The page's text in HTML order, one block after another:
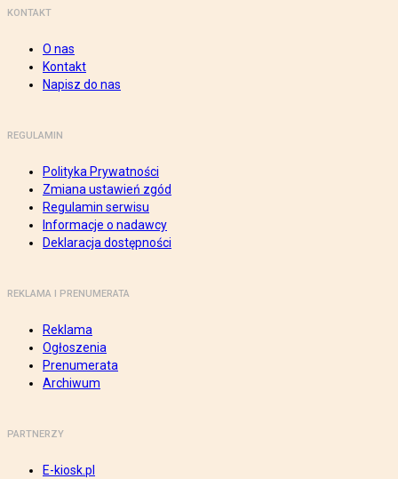
KONTAKT
O nas
Kontakt
Napisz do nas
REGULAMIN
Polityka Prywatności
Zmiana ustawień zgód
Regulamin serwisu
Informacje o nadawcy
Deklaracja dostępności
REKLAMA I PRENUMERATA
Reklama
Ogłoszenia
Prenumerata
Archiwum
PARTNERZY
E-kiosk.pl